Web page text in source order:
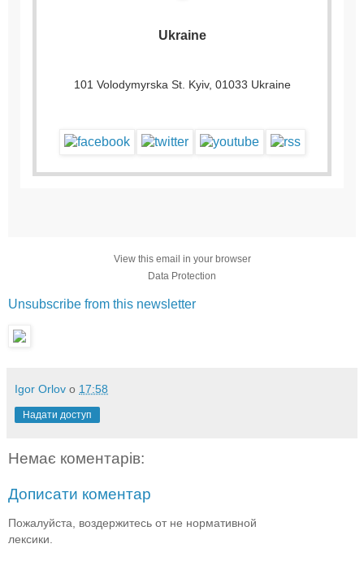
Ukraine
101 Volodymyrska St. Kyiv, 01033 Ukraine
View this email in your browser
Data Protection
Unsubscribe from this newsletter
Igor Orlov о 17:58
Надати доступ
Немає коментарів:
Дописати коментар
Пожалуйста, воздержитесь от не нормативной
лексики.